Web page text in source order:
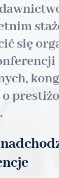
się